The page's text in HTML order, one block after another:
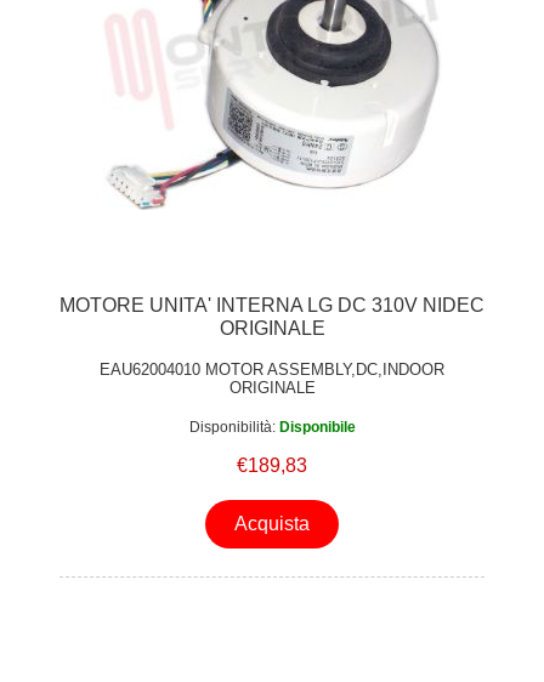
MOTORE UNITA' INTERNA LG DC 310V NIDEC
ORIGINALE
EAU62004010 MOTOR ASSEMBLY,DC,INDOOR
ORIGINALE
Disponibilità: Disponibile
€189,83
Acquista